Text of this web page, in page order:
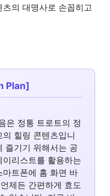
의 대명사로 손꼽히고
Plan]
은 정통 트로트의 정
힐링 콘텐츠입니
즐기기 위해서는 공
리스트를 활용하는
트폰에 홈 화면 바
제든 간편하게 효도